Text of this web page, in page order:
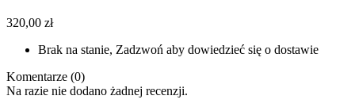
320,00 zł
Brak na stanie, Zadzwoń aby dowiedzieć się o dostawie
Komentarze (0)
Na razie nie dodano żadnej recenzji.